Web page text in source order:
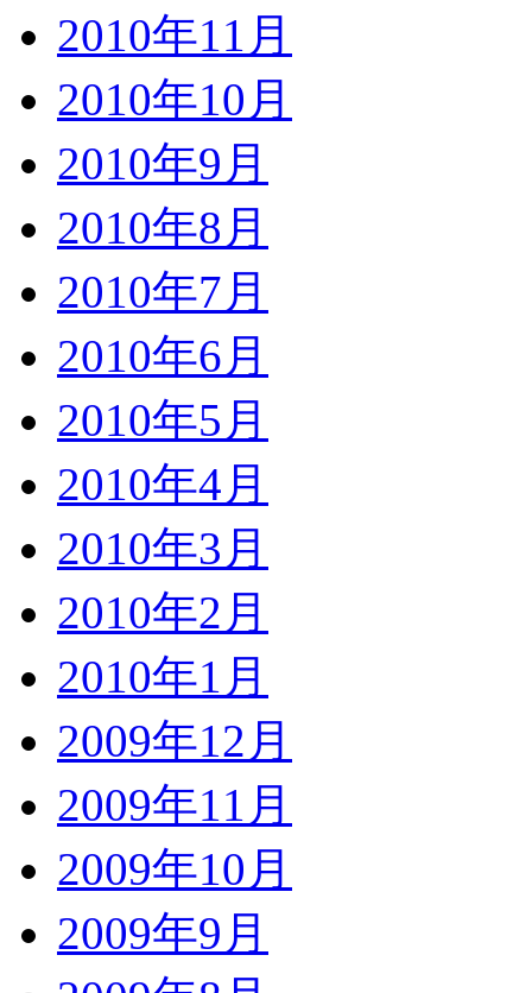
2010年11月
2010年10月
2010年9月
2010年8月
2010年7月
2010年6月
2010年5月
2010年4月
2010年3月
2010年2月
2010年1月
2009年12月
2009年11月
2009年10月
2009年9月